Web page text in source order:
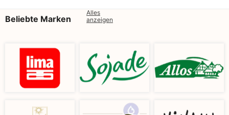
Beliebte Marken
Alles
anzeigen